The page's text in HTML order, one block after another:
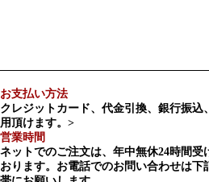
お支払い方法
クレジットカード、代金引換、銀行振込
用頂けます。>
営業時間
ネットでのご注文は、年中無休24時間受
おります。お電話でのお問い合わせは下